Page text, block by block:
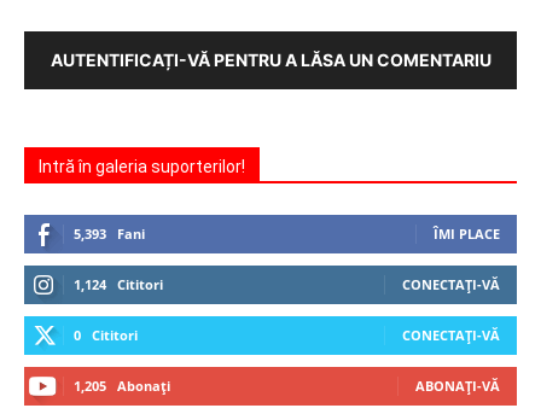
AUTENTIFICAȚI-VĂ PENTRU A LĂSA UN COMENTARIU
Intră în galeria suporterilor!
5,393 Fani ÎMI PLACE
1,124 Cititori CONECTAȚI-VĂ
0 Cititori CONECTAȚI-VĂ
1,205 Abonați ABONAȚI-VĂ